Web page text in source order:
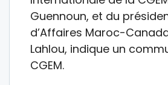
Guennoun, et du
d’Affaires Maroc-
Lahlou, indique un
CGEM.